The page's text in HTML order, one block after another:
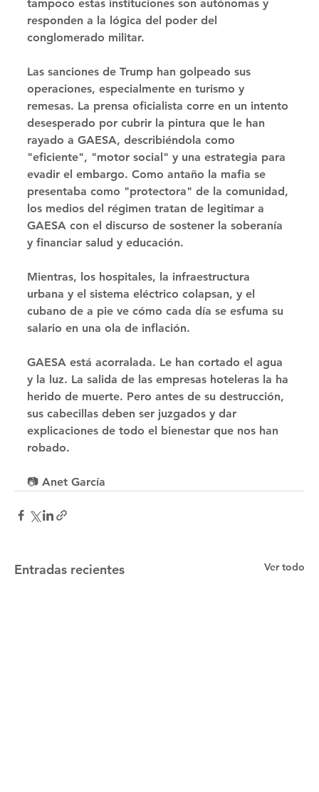
tampoco estas instituciones son autónomas y
responden a la lógica del poder del
conglomerado militar.
Las sanciones de Trump han golpeado sus
operaciones, especialmente en turismo y
remesas. La prensa oficialista corre en un intento
desesperado por cubrir la pintura que le han
rayado a GAESA, describiéndola como
"eficiente", "motor social" y una estrategia para
evadir el embargo. Como antaño la mafia se
presentaba como "protectora" de la comunidad,
los medios del régimen tratan de legitimar a
GAESA con el discurso de sostener la soberanía
y financiar salud y educación.
Mientras, los hospitales, la infraestructura
urbana y el sistema eléctrico colapsan, y el
cubano de a pie ve cómo cada día se esfuma su
salario en una ola de inflación.
GAESA está acorralada. Le han cortado el agua
y la luz. La salida de las empresas hoteleras la ha
herido de muerte. Pero antes de su destrucción,
sus cabecillas deben ser juzgados y dar
explicaciones de todo el bienestar que nos han
robado.
📷 Anet García
Entradas recientes Ver todo